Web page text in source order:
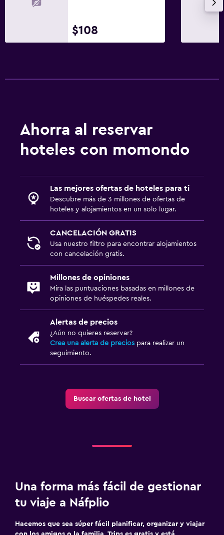
$108
Ahorra al reservar
hoteles con momondo
Las mejores ofertas de hoteles para ti
Descubre más de 3 millones de ofertas de
hoteles y alojamientos en un solo lugar.
CANCELACIÓN GRATIS
Usa nuestro filtro para encontrar alojamientos
con cancelación gratis.
Millones de opiniones
Mira las puntuaciones basadas en millones de
opiniones de huéspedes reales.
Alertas de precios
¿Aún no quieres reservar?
Crea una alerta de precios para realizar un
seguimiento.
Buscar ofertas de hotel
Una forma más fácil de gestionar
tu viaje a Náfplio
Hacemos que sea súper fácil planificar, organizar y viajar